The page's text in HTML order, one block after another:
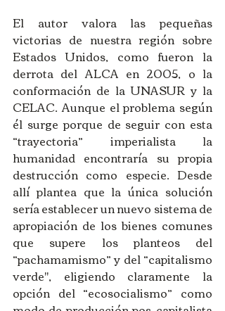
El autor valora las pequeñas
victorias de nuestra región sobre
Estados Unidos, como fueron la
derrota del ALCA en 2005, o la
conformación de la UNASUR y la
CELAC. Aunque el problema según
él surge porque de seguir con esta
“trayectoria” imperialista la
humanidad encontraría su propia
destrucción como especie. Desde
allí plantea que la única solución
sería establecer un nuevo sistema de
apropiación de los bienes comunes
que supere los planteos del
“pachamamismo” y del “capitalismo
verde", eligiendo claramente la
opción del “ecosocialismo” como